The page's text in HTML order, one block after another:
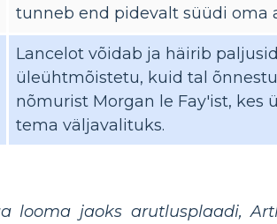
tunneb end pidevalt süüdi oma
Lancelot võidab ja häirib
üleühtmõistetu, kuid tal
nõmurist Morgan le Fay'ist,
tema väljavalituks.
looma jaoks arutlusplaadi,